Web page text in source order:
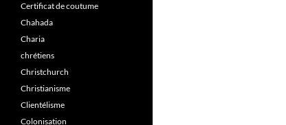
Certificat de coutume
Chahada
Charia
chrétiens
Christchurch
Christianisme
Clientélisme
Colonisation